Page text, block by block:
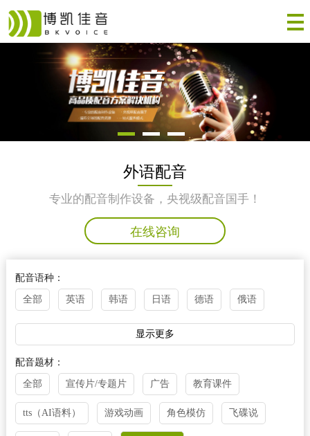
外语配音
专业的配音制作设备，央视级配音国手！
在线咨询
配音语种：
全部 英语 韩语 日语 德语 俄语
阿拉伯语
菲律宾语
克罗地亚语 立陶宛语 老挝语 马来西亚语
缅甸语 尼泊尔语 挪威语 葡萄牙语 瑞典语
显示更多
配音题材：
全部 宣传片/专题片 广告 教育课件
tts（AI语料） 游戏动画 角色模仿 飞碟说